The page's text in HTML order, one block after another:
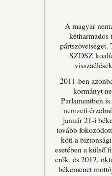
A magyar
kétharmados
SZDSZ
2011-ben
kormányt
Parlamentben
nemzeti
január 21-i
tovább
köti a
esetében a külső
erők, és 2012.
békemenet